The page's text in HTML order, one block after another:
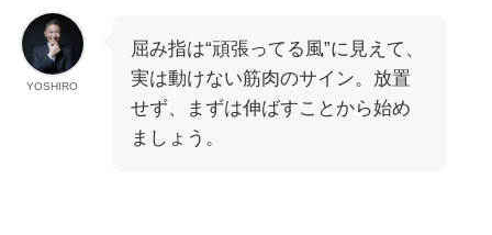
YOSHIRO
屈み指は“頑張ってる風”に見えて、
実は動けない筋肉のサイン。放置
せず、まずは伸ばすことから始め
ましょう。